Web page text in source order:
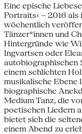
Eine epische
Portraits‹ – 2016
wöchentlich
Tänzer*innen und
Hintergründe wie
Ingvartsen oder
autobiographischen
einem schlichten
musikalische Ebene
biographische
Medium Tanz, die
poetischen Liedern
bietet sich die
einem Abend zu